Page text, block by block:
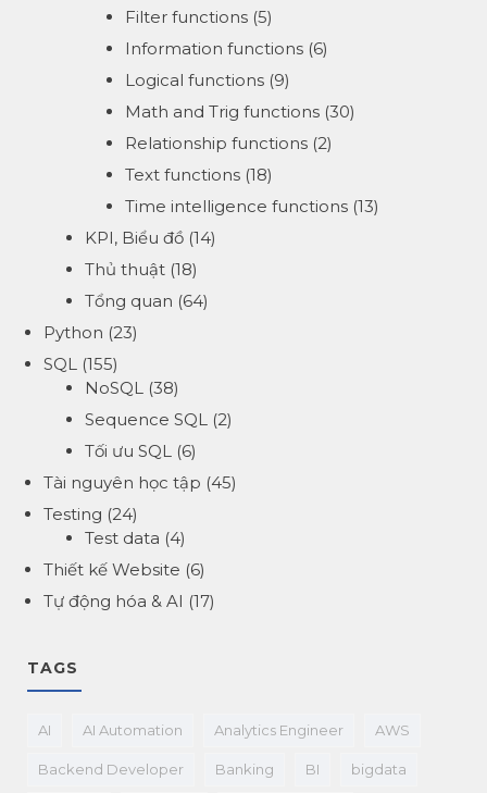
Filter functions (5)
Information functions (6)
Logical functions (9)
Math and Trig functions (30)
Relationship functions (2)
Text functions (18)
Time intelligence functions (13)
KPI, Biểu đồ(14)
Thủ thuật(18)
Tổng quan (64)
Python (23)
SQL
(155)
NoSQL
(38)
Sequence SQL
(2)
Tối ưu SQL
(6)
Tài nguyên học tập (45)
Testing (24)
Test data (4)
Thiết kế Website (6)
Tự động hóa & AI (17)
TAGS
AI AI Automation Analytics Engineer AWS
Backend Developer Banking BI bigdata